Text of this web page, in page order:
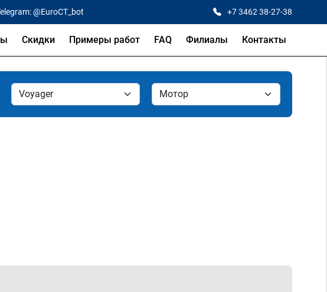
@EuroCT_bot +7 3462 38-27-38
Скидки Примеры работ FAQ Филиалы Контакты